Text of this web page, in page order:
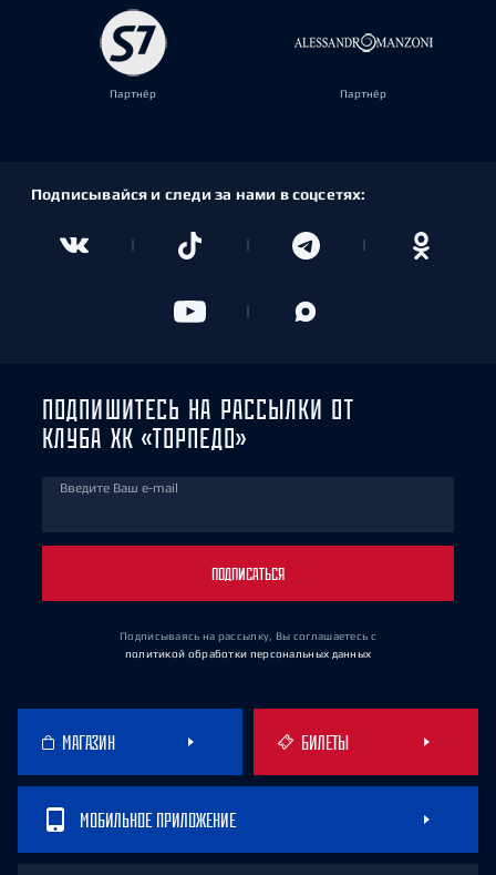
Партнёр Партнёр
Подписывайся и следи за нами в соцсетях:
ПОДПИШИТЕСЬ НА РАССЫЛКИ ОТ
КЛУБА ХК «ТОРПЕДО»
Введите Ваш e-mail
ПОДПИСАТЬСЯ
Подписываясь на рассылку, Вы соглашаетесь с
политикой обработки персональных данных
МАГАЗИН БИЛЕТЫ
МОБИЛЬНОЕ ПРИЛОЖЕНИЕ